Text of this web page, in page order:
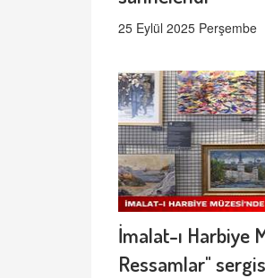
25 Eylül 2025 Perşembe
İmalat-ı Harbiye
Ressamlar"